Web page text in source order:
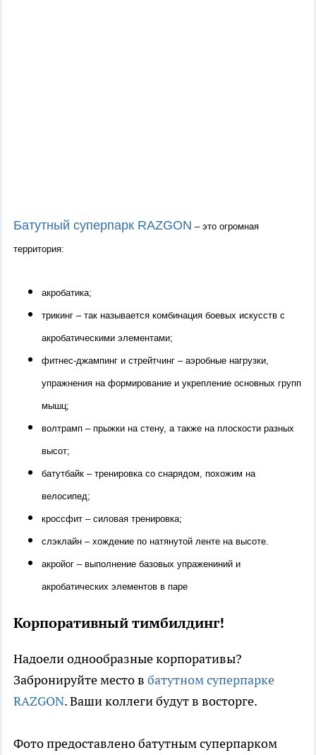
Батутный суперпарк RAZGON –это огромная
территория:
акробатика;
трикинг – так называется комбинация боевых искусств с
акробатическими элементами;
фитнес-джампинг и стрейтчинг – аэробные нагрузки,
упражнения на формирование и укрепление основных групп
мышц;
волтрамп –прыжки на стену, а также на плоскости разных
высот;
батутбайк –тренировка со снарядом, похожим на
велосипед;
кроссфит –силовая тренировка;
слэклайн –хождение по натянутой ленте на высоте.
акройог –выполнение базовых упражениний и
акробатических элементов в паре
Корпоративный тимбилдинг!
Надоели однообразные корпоративы?
Забронируйте место в батутном суперпарке
RAZGON. Ваши коллеги будут в восторге.
Фото предоставлено батутным суперпарком